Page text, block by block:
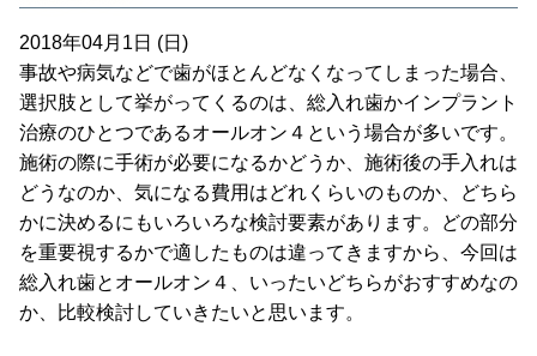
2018年04月1日 (日)
事故や病気などで歯がほとんどなくなってしまった場合、
選択肢として挙がってくるのは、総入れ歯かインプラント
治療のひとつであるオールオン４という場合が多いです。
施術の際に手術が必要になるかどうか、施術後の手入れは
どうなのか、気になる費用はどれくらいのものか、どちら
かに決めるにもいろいろな検討要素があります。どの部分
を重要視するかで適したものは違ってきますから、今回は
総入れ歯とオールオン４、いったいどちらがおすすめなの
か、比較検討していきたいと思います。